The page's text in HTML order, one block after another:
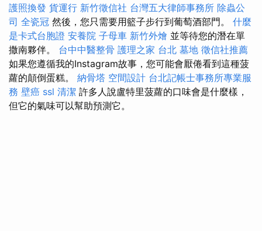
護照換發 貨運行 新竹徵信社 台灣五大律師事務所 除蟲公
司 全瓷冠 然後，您只需要用籃子步行到葡萄酒部門。 什麼
是卡式台胞證 安養院 子母車 新竹外燴 並等待您的潛在單
撒南夥伴。 台中中醫整骨 護理之家 台北 墓地 徵信社推薦
如果您遵循我的Instagram故事，您可能會厭倦看到這種菠
蘿的顛倒蛋糕。 納骨塔 空間設計 台北記帳士事務所專業服
務 壁癌 ssl 清潔 許多人說盧特里菠蘿的口味會是什麼樣，
但它的氣味可以幫助預測它。